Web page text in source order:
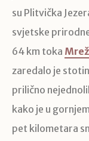
su Plitvička
svjetske
64 km toka
zaredalo je
prilično
kako je u
pet kilometara